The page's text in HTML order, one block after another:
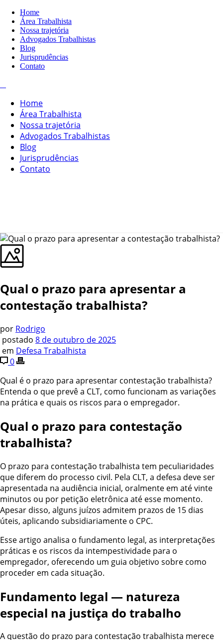
Home
Área Trabalhista
Nossa trajetória
Advogados Trabalhistas
Blog
Jurisprudências
Contato
Home
Área Trabalhista
Nossa trajetória
Advogados Trabalhistas
Blog
Jurisprudências
Contato
Qual o prazo para apresentar a
contestação trabalhista?
por Rodrigo
postado 8 de outubro de 2025
em Defesa Trabalhista
0
Qual é o prazo para apresentar contestação trabalhista?
Entenda o que prevê a CLT, como funcionam as variações
na prática e quais os riscos para o empregador.
Qual o prazo para contestação
trabalhista?
O prazo para contestação trabalhista tem peculiaridades
que diferem do processo civil. Pela CLT, a defesa deve ser
apresentada na audiência inicial, oralmente em até vinte
minutos ou por petição eletrônica até esse momento.
Apesar disso, alguns juízos admitem prazos de 15 dias
úteis, aplicando subsidiariamente o CPC.
Esse artigo analisa o fundamento legal, as interpretações
práticas e os riscos da intempestividade para o
empregador, oferecendo um guia objetivo sobre como
proceder em cada situação.
Fundamento legal — natureza
especial na justiça do trabalho
A questão do prazo para contestação trabalhista merece